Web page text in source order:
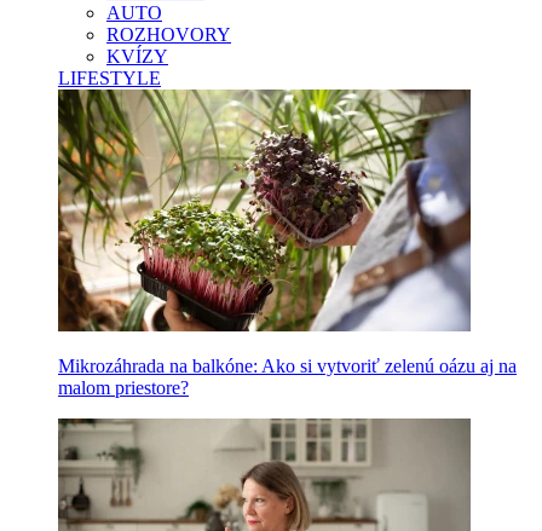
AUTO
ROZHOVORY
KVÍZY
LIFESTYLE
Mikrozáhrada na balkóne: Ako si vytvoriť zelenú oázu aj na
malom priestore?